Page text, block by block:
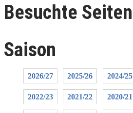
Besuchte Seiten
Saison
2026/27 2025/26 2024/25
2022/23 2021/22 2020/21